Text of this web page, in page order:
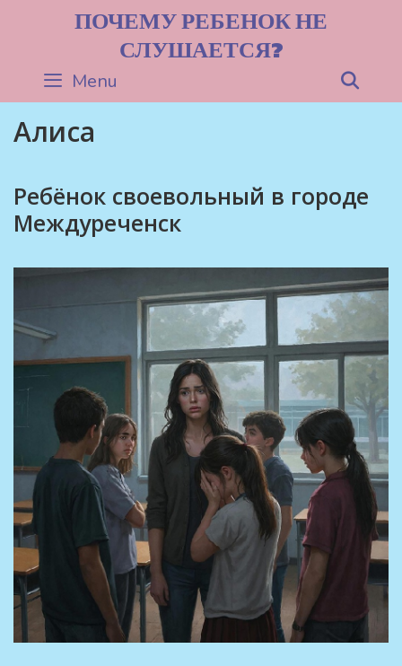
ПОЧЕМУ РЕБЕНОК НЕ
СЛУШАЕТСЯ?
Menu
Алиса
Ребёнок своевольный в городе
Междуреченск